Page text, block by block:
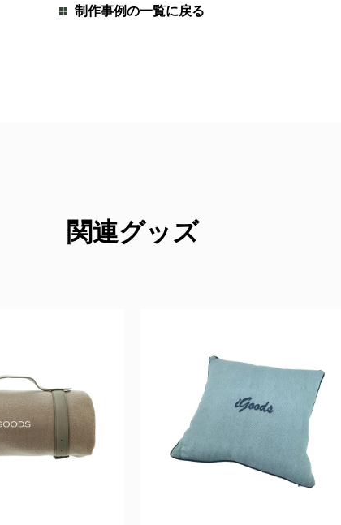
制作事例の一覧に戻る
関連グッズ